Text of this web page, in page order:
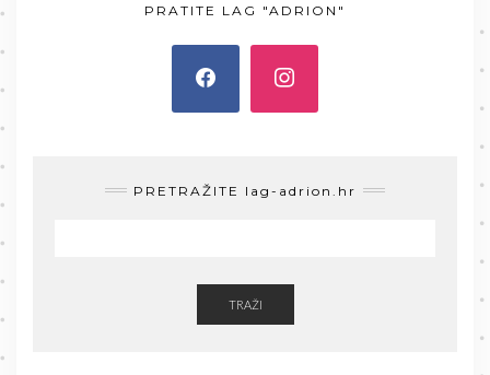
PRATITE LAG "ADRION"
PRETRAŽITE lag-adrion.hr
TRAŽI